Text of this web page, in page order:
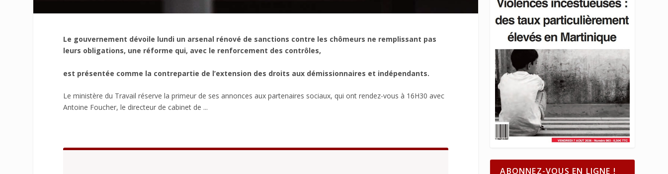
Le gouvernement dévoile lundi un arsenal rénové de sanctions contre les chômeurs ne remplissant pas
leurs obligations, une réforme qui, avec le renforcement des contrôles,
est présentée comme la contrepartie de l’extension des droits aux démissionnaires et indépendants.
Le ministère du Travail réserve la primeur de ses annonces aux partenaires sociaux, qui ont rendez-vous à 16H30 avec
Antoine Foucher, le directeur de cabinet de ...
ABONNEZ-VOUS EN LIGNE !